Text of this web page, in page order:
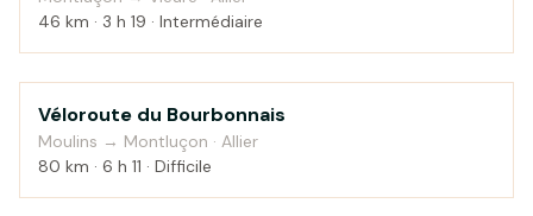
46 km · 3 h 19 · Intermédiaire
2
Véloroute du Bourbonnais
Moulins → Montluçon · Allier
80 km · 6 h 11 · Difficile